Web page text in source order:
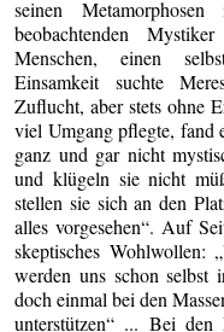
seinen
beobachtenden
Menschen, einen
Einsamkeit suchte
Zuflucht, aber stets ohne
viel Umgang pflegte, fand
ganz und gar nicht
und klügeln sie nicht
stellen sie sich an den
alles vorgesehen“. Auf
skeptisches Wohlwollen:
werden uns schon selbst
doch einmal bei den
unterstützen“ ... Bei